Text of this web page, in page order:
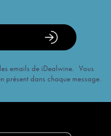
emails de iDealwine. Vous
présent dans chaque message.